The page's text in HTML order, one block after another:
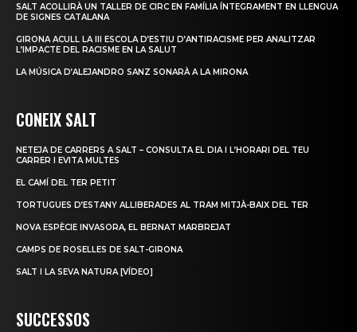
SALT ACOLLIRÀ UN TALLER DE CIRC EN FAMÍLIA ÍNTEGRAMENT EN LLENGUA
DE SIGNES CATALANA
GIRONA ACULL LA III ESCOLA D’ESTIU D’ANTIRACISME PER ANALITZAR
L’IMPACTE DEL RACISME EN LA SALUT
LA MÚSICA D’ALEJANDRO SANZ SONARÀ A LA MIRONA
CONEIX SALT
NETEJA DE CARRERS A SALT – CONSULTA EL DIA I L’HORARI DEL TEU
CARRER I EVITA MULTES
EL CAMÍ DEL TER PETIT
TORTUGUES D’ESTANY ALLIBERADES AL TRAM MITJÀ-BAIX DEL TER
NOVA ESPÈCIE INVASORA, EL BERNAT MARBREJAT
CAMPS DE ROSELLES DE SALT-GIRONA
SALT I LA SEVA NATURA [VÍDEO]
SUCCESSOS